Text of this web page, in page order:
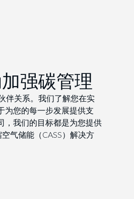
强碳管理
伴关系。我们了解您在实
为您的每一步发展提供支
，我们的目标都是为您提供
气储能（CASS）解决方